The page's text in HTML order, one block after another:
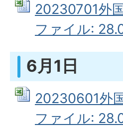
20230701外
ファイル:
6月1日
20230601外
ファイル: